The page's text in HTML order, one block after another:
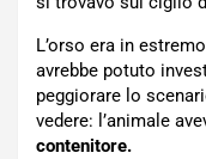
L’orso era in estremo
avrebbe potuto
peggiorare lo
vedere: l’animale
contenitore.